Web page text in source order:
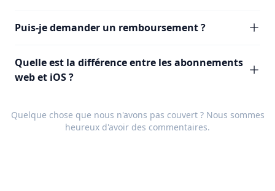
Puis-je demander un remboursement ?
Quelle est la différence entre les abonnements
web et iOS ?
Quelque chose que nous n'avons pas couvert ? Nous sommes
heureux d'avoir des commentaires.